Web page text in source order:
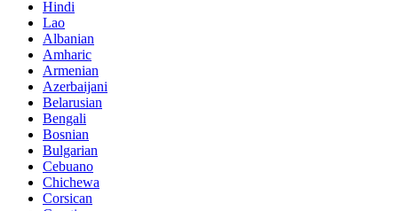
Hindi
Lao
Albanian
Amharic
Armenian
Azerbaijani
Belarusian
Bengali
Bosnian
Bulgarian
Cebuano
Chichewa
Corsican